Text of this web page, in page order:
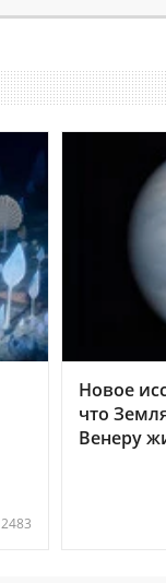
2483
Новое
что
Венеру